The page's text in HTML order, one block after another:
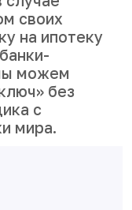
своих
на ипотеку
можем
без
с
мира.